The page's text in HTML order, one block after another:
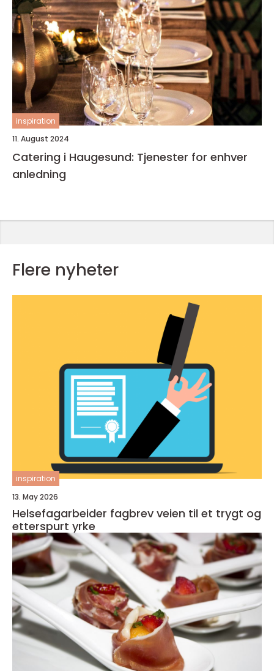
inspiration
11. August 2024
Catering i Haugesund: Tjenester for enhver
anledning
Flere nyheter
inspiration
13. May 2026
Helsefagarbeider fagbrev veien til et trygt og
etterspurt yrke